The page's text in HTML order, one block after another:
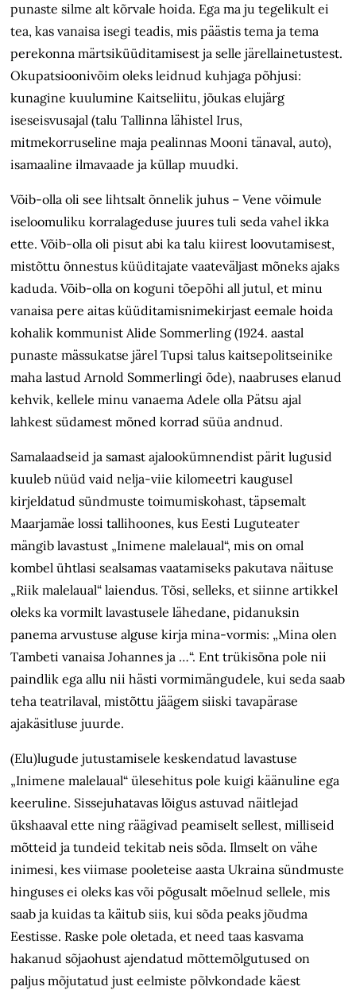
punaste silme alt kõrvale hoida. Ega ma ju tegelikult ei
tea, kas vanaisa isegi teadis, mis päästis tema ja tema
perekonna märtsiküüditamisest ja selle järellainetustest.
Okupatsioonivõim oleks leidnud kuhjaga põhjusi:
kunagine kuulumine Kaitseliitu, jõukas elujärg
iseseisvusajal (talu Tallinna lähistel Irus,
mitmekorruseline maja pealinnas Mooni tänaval, auto),
isamaaline ilmavaade ja küllap muudki.
Võib-olla oli see lihtsalt õnnelik juhus – Vene võimule
iseloomuliku korralageduse juures tuli seda vahel ikka
ette. Võib-olla oli pisut abi ka talu kiirest loovutamisest,
mistõttuõnnestus küüditajate vaateväljast mõneks ajaks
kaduda. Võib-olla on koguni tõepõhi all jutul, et minu
vanaisa pere aitas küüditamisnimekirjast eemale hoida
kohalik kommunist Alide Sommerling (1924. aastal
punaste mässukatse järel Tupsi talus kaitsepolitseinike
maha lastud Arnold Sommerlingi õde), naabruses elanud
kehvik, kellele minu vanaema Adele olla Pätsu ajal
lahkest südamest mõned korrad süüa andnud.
Samalaadseid ja samast ajalookümnendist pärit lugusid
kuuleb nüüd vaid nelja-viie kilomeetri kaugusel
kirjeldatud sündmuste toimumiskohast, täpsemalt
Maarjamäe lossi tallihoones, kus Eesti Luguteater
mängib lavastust „Inimene malelaual“, mis on omal
kombelühtlasi sealsamas vaatamiseks pakutava näituse
„Riik malelaual“ laiendus. Tõsi, selleks, et siinne artikkel
oleks ka vormilt lavastusele lähedane, pidanuksin
panema arvustuse alguse kirja mina-vormis: „Mina olen
Tambeti vanaisa Johannes ja …“. Ent trükisõna pole nii
paindlik ega allu nii hästi vormimängudele, kui seda saab
teha teatrilaval, mistõttu jäägem siiski tavapärase
ajakäsitluse juurde.
(Elu)lugude jutustamisele keskendatud lavastuse
„Inimene malelaual“ ülesehitus pole kuigi käänuline ega
keeruline. Sissejuhatavas lõigus astuvad näitlejad
ükshaaval ette ning räägivad peamiselt sellest, milliseid
mõtteid ja tundeid tekitab neis sõda. Ilmselt on vähe
inimesi, kes viimase pooleteise aasta Ukraina sündmuste
hinguses ei oleks kas või põgusalt mõelnud sellele, mis
saab ja kuidas ta käitub siis, kui sõda peaks jõudma
Eestisse. Raske pole oletada, et need taas kasvama
hakanud sõjaohust ajendatud mõttemõlgutused on
paljus mõjutatud just eelmiste põlvkondade käest